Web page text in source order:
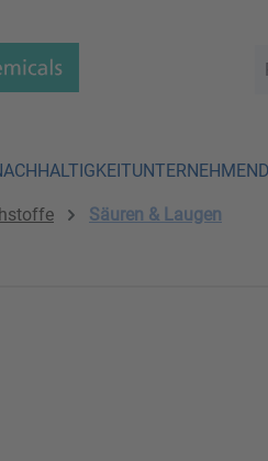
UNTERNEHMEN
Säuren & Laugen